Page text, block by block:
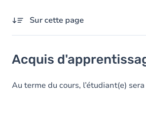
Sur cette page
Objectifs
Contenu
Acquis
Au terme du cours, l’étudiant(e)